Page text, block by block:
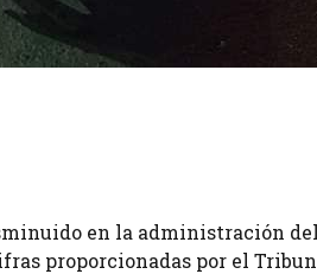
en la administración
proporcionadas por el